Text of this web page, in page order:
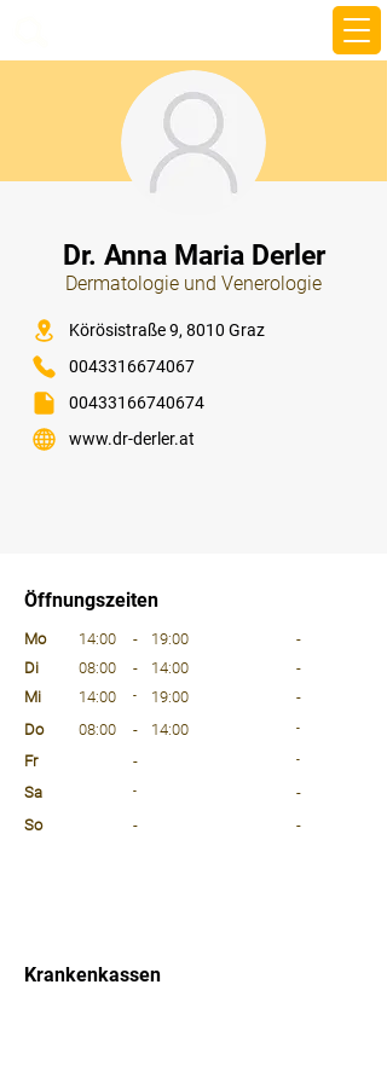
Dr. Anna Maria Derler
Dermatologie und Venerologie
Körösistraße 9, 8010 Graz
0043316674067
00433166740674
www.dr-derler.at
Öffnungszeiten
Mo
14:00 - 19:00
-
Di
08:00 - 14:00
-
Mi
14:00 - 19:00
-
Do
08:00 - 14:00 -
Fr - -
Sa -
-
So
-
-
Krankenkassen